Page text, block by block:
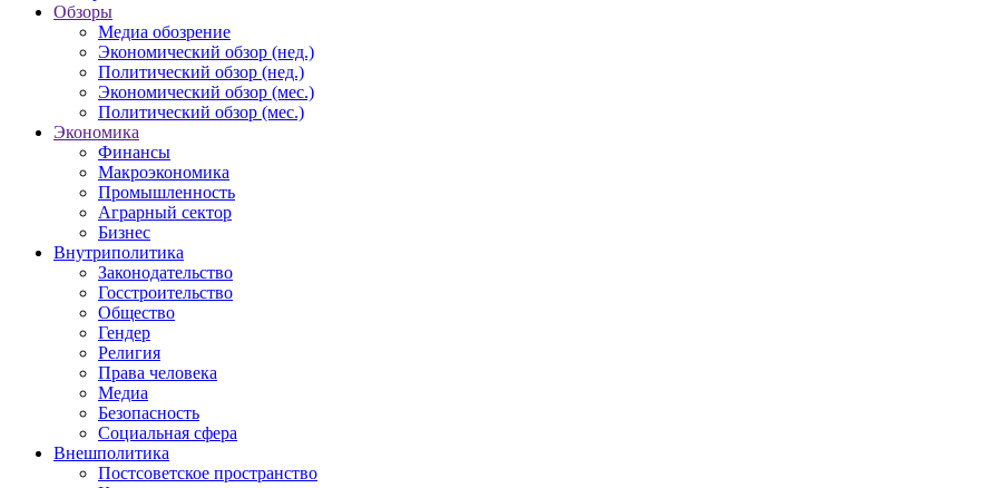
Обзоры
Медиа обозрение
Экономический обзор (нед.)
Политический обзор (нед.)
Экономический обзор (мес.)
Политический обзор (мес.)
Экономика
Финансы
Макроэкономика
Промышленность
Аграрный сектор
Бизнес
Внутриполитика
Законодательство
Госстроительство
Общество
Гендер
Религия
Права человека
Медиа
Безопасность
Социальная сфера
Внешполитика
Постсоветское пространство